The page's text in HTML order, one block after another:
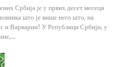
Србија је у првих десет месеци
што је више него што, на
и Варварин! У Републици Србији, у